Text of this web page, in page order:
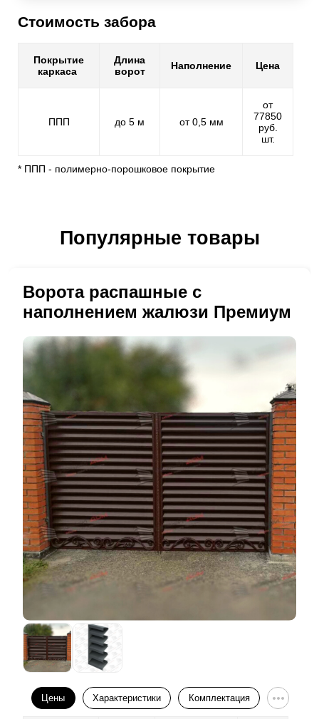
Стоимость забора
Покрытие
каркаса
Длина
ворот
Наполнение Цена
ППП до 5 м от 0,5 мм
от
77850
руб.
шт.
* ППП - полимерно-порошковое покрытие
Популярные товары
Ворота распашные с
наполнением жалюзи Премиум
Цены Характеристики Комплектация